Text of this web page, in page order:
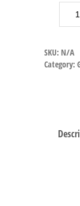
SKU: N/A
Category: